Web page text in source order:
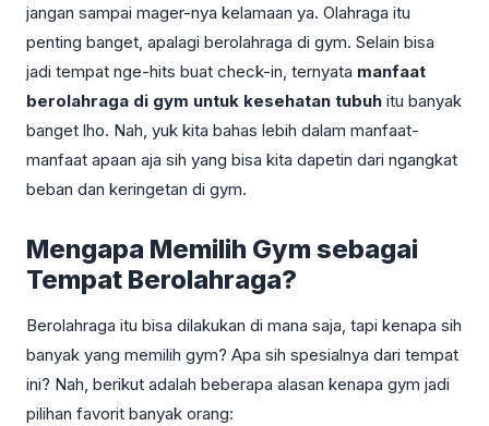
jangan sampai mager-nya kelamaan ya. Olahraga itu
penting banget, apalagi berolahraga di gym. Selain bisa
jadi tempat nge-hits buat check-in, ternyata manfaat
berolahraga di gym untuk kesehatan tubuh itu banyak
banget lho. Nah, yuk kita bahas lebih dalam manfaat-
manfaat apaan aja sih yang bisa kita dapetin dari ngangkat
beban dan keringetan di gym.
Mengapa Memilih Gym sebagai
Tempat Berolahraga?
Berolahraga itu bisa dilakukan di mana saja, tapi kenapa sih
banyak yang memilih gym? Apa sih spesialnya dari tempat
ini? Nah, berikut adalah beberapa alasan kenapa gym jadi
pilihan favorit banyak orang: